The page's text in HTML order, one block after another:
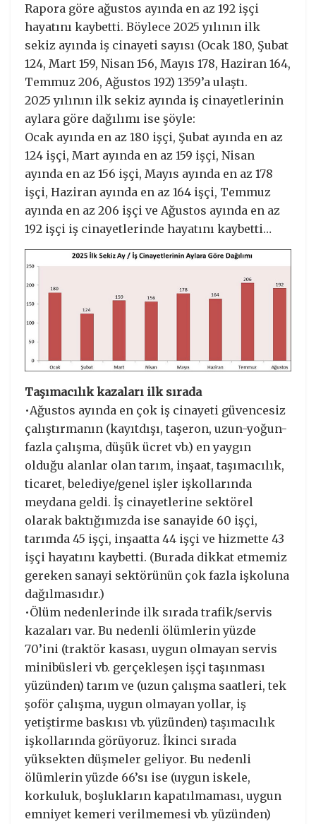
Rapora göre ağustos ayında en az 192 işçi
hayatını kaybetti. Böylece 2025 yılının ilk
sekiz ayında iş cinayeti sayısı (Ocak 180, Şubat
124, Mart 159, Nisan 156, Mayıs 178, Haziran 164,
Temmuz 206, Ağustos 192) 1359’a ulaştı.
2025 yılının ilk sekiz ayında iş cinayetlerinin
aylara göre dağılımı ise şöyle:
Ocak ayında en az 180 işçi, Şubat ayında en az
124 işçi, Mart ayında en az 159 işçi, Nisan
ayında en az 156 işçi, Mayıs ayında en az 178
işçi, Haziran ayında en az 164 işçi, Temmuz
ayında en az 206 işçi ve Ağustos ayında en az
192 işçi iş cinayetlerinde hayatını kaybetti…
Taşımacılık kazaları ilk sırada
•Ağustos ayında en çok iş cinayeti güvencesiz
çalıştırmanın (kayıtdışı, taşeron, uzun-yoğun-
fazla çalışma, düşük ücret vb.) en yaygın
olduğu alanlar olan tarım, inşaat, taşımacılık,
ticaret, belediye/genel işler işkollarında
meydana geldi. İş cinayetlerine sektörel
olarak baktığımızda ise sanayide 60 işçi,
tarımda 45 işçi, inşaatta 44 işçi ve hizmette 43
işçi hayatını kaybetti. (Burada dikkat etmemiz
gereken sanayi sektörünün çok fazla işkoluna
dağılmasıdır.)
•Ölüm nedenlerinde ilk sırada trafik/servis
kazaları var. Bu nedenli ölümlerin yüzde
70’ini (traktör kasası, uygun olmayan servis
minibüsleri vb. gerçekleşen işçi taşınması
yüzünden) tarım ve (uzun çalışma saatleri, tek
şoför çalışma, uygun olmayan yollar, iş
yetiştirme baskısı vb. yüzünden) taşımacılık
işkollarında görüyoruz. İkinci sırada
yüksekten düşmeler geliyor. Bu nedenli
ölümlerin yüzde 66’sı ise (uygun iskele,
korkuluk, boşlukların kapatılmaması, uygun
emniyet kemeri verilmemesi vb. yüzünden)